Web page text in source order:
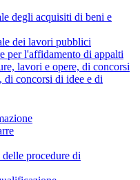
degli acquisiti di beni e
dei lavori pubblici
per l'affidamento di appalti
lavori e opere, di concorsi
concorsi di idee e di
procedure di